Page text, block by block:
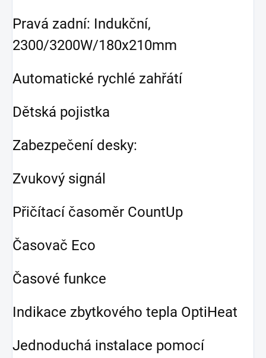
Pravá zadní: Indukční,
2300/3200W/180x210mm
Automatické rychlé zahřátí
Dětská pojistka
Zabezpečení desky:
Zvukový signál
Přičítací časoměr CountUp
Časovač Eco
Časové funkce
Indikace zbytkového tepla OptiHeat
Jednoduchá instalace pomocí